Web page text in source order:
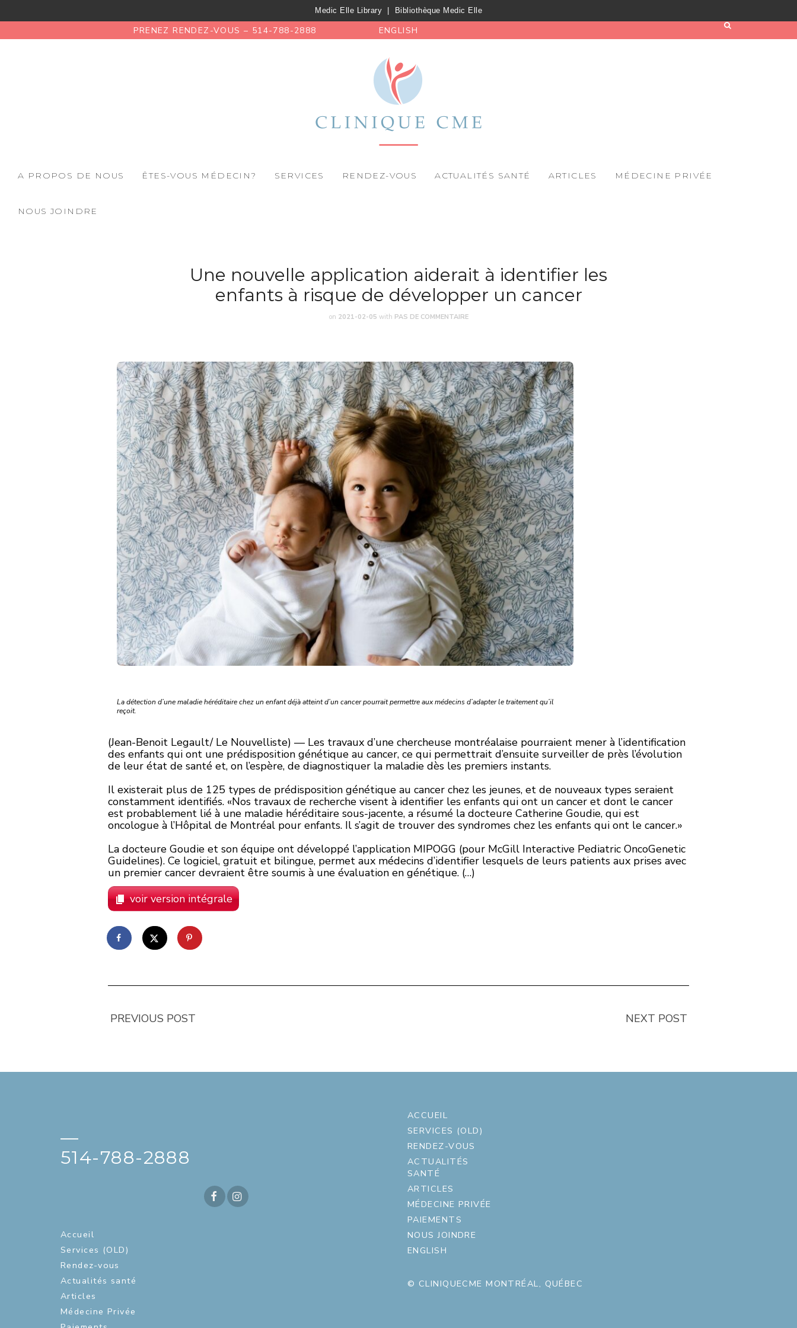
Medic Elle Library Bibliothèque Medic Elle
PRENEZ RENDEZ-VOUS – 514-788-2888 ENGLISH
A PROPOS DE NOUS ÊTES-VOUS MÉDECIN? SERVICES RENDEZ-VOUS ACTUALITÉS SANTÉ ARTICLES MÉDECINE PRIVÉE
NOUS JOINDRE
Une nouvelle application aiderait à identifier les
enfants à risque de développer un cancer
on 2021-02-05 with PAS DE COMMENTAIRE
La détection d’une maladie héréditaire chez un enfant déjà atteint d’un cancer pourrait permettre aux médecins d’adapter le traitement qu’il
reçoit.
(Jean-Benoit Legault/ Le Nouvelliste) — Les travaux d’une chercheuse montréalaise pourraient mener à l’identification
des enfants qui ont une prédisposition génétique au cancer, ce qui permettrait d’ensuite surveiller de près l’évolution
de leur état de santé et, on l’espère, de diagnostiquer la maladie dès les premiers instants.
Il existerait plus de 125 types de prédisposition génétique au cancer chez les jeunes, et de nouveaux types seraient
constamment identifiés. «Nos travaux de recherche visent à identifier les enfants qui ont un cancer et dont le cancer
est probablement lié à une maladie héréditaire sous-jacente, a résumé la docteure Catherine Goudie, qui est
oncologue à l’Hôpital de Montréal pour enfants. Il s’agit de trouver des syndromes chez les enfants qui ont le cancer.»
La docteure Goudie et son équipe ont développé l’application MIPOGG (pour McGill Interactive Pediatric OncoGenetic
Guidelines). Ce logiciel, gratuit et bilingue, permet aux médecins d’identifier lesquels de leurs patients aux prises avec
un premier cancer devraient être soumis à une évaluation en génétique. (…)
voir version intégrale
PREVIOUS POST NEXT POST
—
514-788-2888
Accueil
Services (OLD)
Rendez-vous
Actualités santé
Articles
Médecine Privée
ACCUEIL
SERVICES (OLD)
RENDEZ-VOUS
ACTUALITÉS
SANTÉ
ARTICLES
MÉDECINE PRIVÉE
PAIEMENTS
NOUS JOINDRE
ENGLISH
© CLINIQUECME MONTRÉAL, QUÉBEC